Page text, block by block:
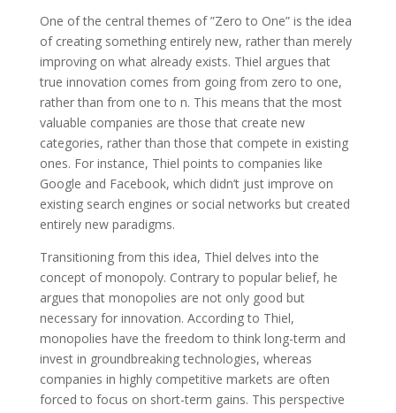
One of the central themes of ”Zero to One” is the idea
of creating something entirely new, rather than merely
improving on what already exists. Thiel argues that
true innovation comes from going from zero to one,
rather than from one to n. This means that the most
valuable companies are those that create new
categories, rather than those that compete in existing
ones. For instance, Thiel points to companies like
Google and Facebook, which didn’t just improve on
existing search engines or social networks but created
entirely new paradigms.
Transitioning from this idea, Thiel delves into the
concept of monopoly. Contrary to popular belief, he
argues that monopolies are not only good but
necessary for innovation. According to Thiel,
monopolies have the freedom to think long-term and
invest in groundbreaking technologies, whereas
companies in highly competitive markets are often
forced to focus on short-term gains. This perspective